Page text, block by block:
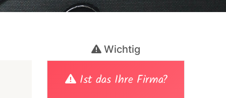
Wichtig
Ist das Ihre Firma?